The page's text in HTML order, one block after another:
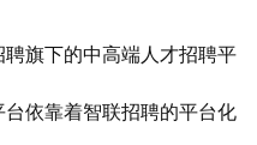
旗下的中高端人才招聘平
依靠着智联招聘的平台化